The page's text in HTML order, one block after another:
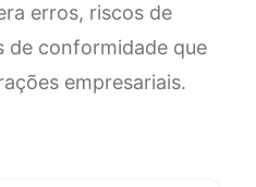
erros, riscos de
de conformidade que
empresariais.